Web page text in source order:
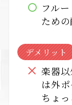
フル
ため
デメリット
楽器
は外
ちょ